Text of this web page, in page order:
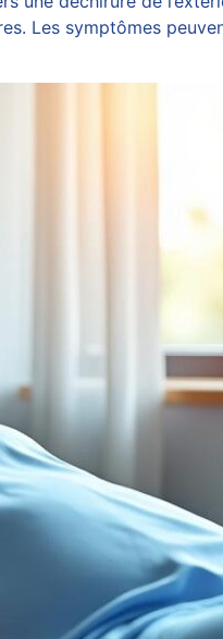
Les symptômes